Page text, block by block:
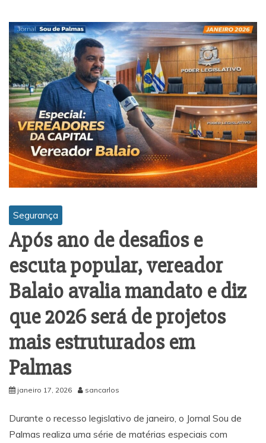
Segurança
Após ano de desafios e
escuta popular, vereador
Balaio avalia mandato e diz
que 2026 será de projetos
mais estruturados em
Palmas
janeiro 17, 2026 sancarlos
Durante o recesso legislativo de janeiro, o Jornal Sou de
Palmas realiza uma série de matérias especiais com